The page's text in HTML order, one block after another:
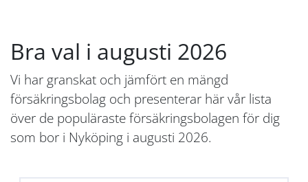
Bra val i augusti 2026
Vi har granskat och jämfört en mängd
försäkringsbolag och presenterar här vår lista
över de populäraste försäkringsbolagen för dig
som bor i Nyköping i augusti 2026.